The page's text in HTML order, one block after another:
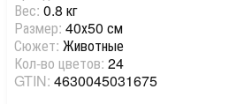
Вес: 0.8 кг
Размер: 40х50 см
Сюжет: Животные
Кол-во цветов: 24
GTIN: 4630045031675